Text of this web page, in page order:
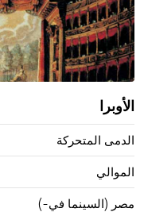
الأوبرا
الدمى المتحركة
الموالي
مصر (السينما في-)